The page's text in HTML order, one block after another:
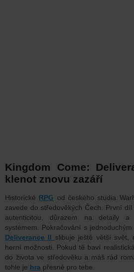
Kingdom Come:
klenot znovu zazáří
Historické RPG od českého studia
zavede do středověkých Čech. První
autenticitou, důrazem na detaily a
systémem. Pokračování s jednoduchým
Deliverance II slibuje ještě větší svět,
herní možnosti. Pokud tě baví
do života ve středověku a máš rád
tohle je hra přesně pro tebe.